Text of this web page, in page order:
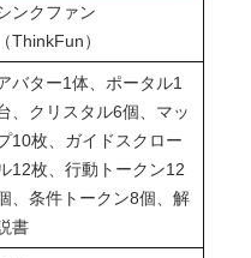
ンクファン
（ThinkFun）
バター1体、ポータル1
、クリスタル6個、マッ
10枚、ガイドスクロー
12枚、行動トークン12
、条件トークン8個、解
書